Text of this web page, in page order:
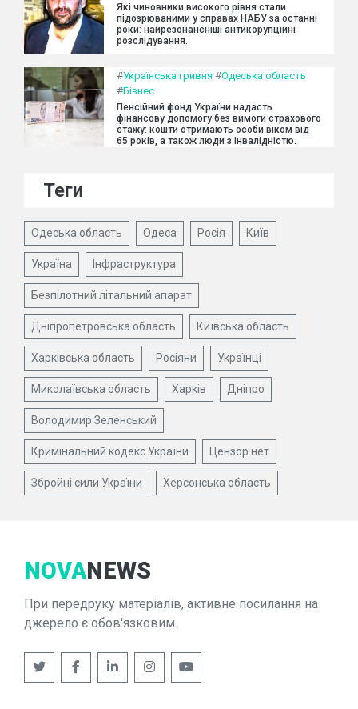
Які чиновники високого рівня стали
підозрюваними у справах НАБУ за останні
роки: найрезонансніші антикорупційні
розслідування.
#Українська гривня #Одеська область
#Бізнес
Пенсійний фонд України надасть
фінансову допомогу без вимоги страхового
стажу: кошти отримають особи віком від
65 років, а також люди з інвалідністю.
Теги
Одеська область Одеса Росія Київ
Україна Інфраструктура
Безпілотний літальний апарат
Дніпропетровська область Київська область
Харківська область Росіяни Українці
Миколаївська область Харків Дніпро
Володимир Зеленський
Кримінальний кодекс України Цензор.нет
Збройні сили України Херсонська область
NOVANEWS
При передруку матеріалів, активне посилання на
джерело є обов'язковим.